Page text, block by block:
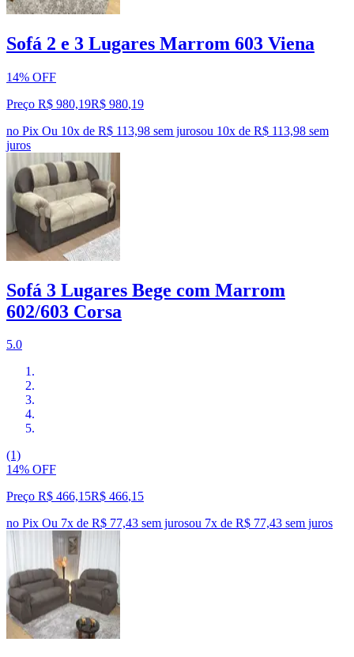
Sofá 2 e 3 Lugares Marrom 603 Viena
14% OFF
Preço R$ 980,19R$ 980,19
no Pix Ou 10x de R$ 113,98 sem jurosou 10x de R$ 113,98 sem
juros
Sofá 3 Lugares Bege com Marrom
602/603 Corsa
5.0
(1)
14% OFF
Preço R$ 466,15R$ 466,15
no Pix Ou 7x de R$ 77,43 sem jurosou 7x de R$ 77,43 sem juros